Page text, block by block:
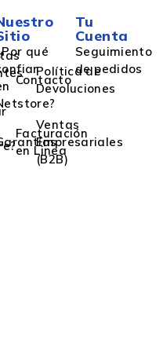
qué
Contacto
Política de
Devoluciones
Facturación
en Linea
Ventas
Empresariales
(B2B)
Tu
Cuenta
Seguimiento
de pedidos